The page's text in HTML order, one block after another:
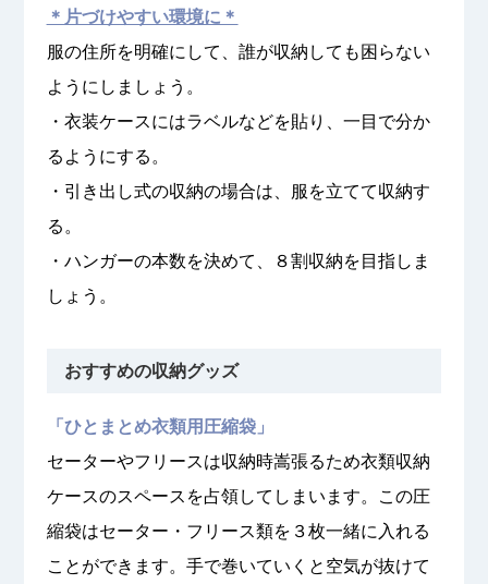
＊片づけやすい環境に＊
服の住所を明確にして、誰が収納しても困らない
ようにしましょう。
・衣装ケースにはラベルなどを貼り、一目で分か
るようにする。
・引き出し式の収納の場合は、服を立てて収納す
る。
・ハンガーの本数を決めて、８割収納を目指しま
しょう。
おすすめの収納グッズ
「ひとまとめ衣類用圧縮袋」
セーターやフリースは収納時嵩張るため衣類収納
ケースのスペースを占領してしまいます。この圧
縮袋はセーター・フリース類を３枚一緒に入れる
ことができます。手で巻いていくと空気が抜けて